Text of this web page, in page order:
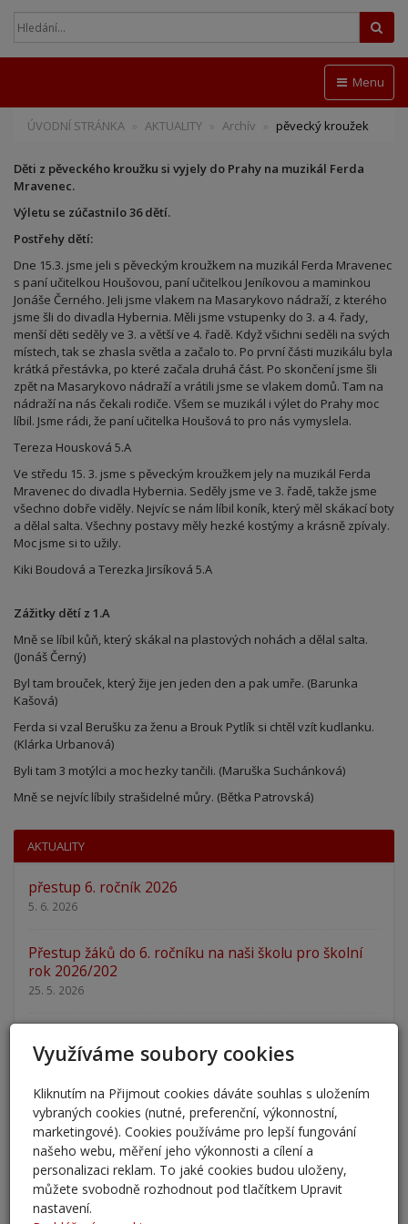
Menu
ÚVODNÍ STRÁNKA AKTUALITY Archív pěvecký kroužek
Děti z pěveckého kroužku si vyjely do Prahy na muzikál Ferda
Mravenec.
Výletu se zúčastnilo 36 dětí.
Postřehy dětí:
Dne 15.3. jsme jeli s pěveckým kroužkem na muzikál Ferda Mravenec
s paní učitelkou Houšovou, paní učitelkou Jeníkovou a maminkou
Jonáše Černého. Jeli jsme vlakem na Masarykovo nádraží, z kterého
jsme šli do divadla Hybernia. Měli jsme vstupenky do 3. a 4. řady,
menší děti seděly ve 3. a větší ve 4. řadě. Když všichni seděli na svých
místech, tak se zhasla světla a začalo to. Po první části muzikálu byla
krátká přestávka, po které začala druhá část. Po skončení jsme šli
zpět na Masarykovo nádraží a vrátili jsme se vlakem domů. Tam na
nádraží na nás čekali rodiče. Všem se muzikál i výlet do Prahy moc
líbil. Jsme rádi, že paní učitelka Houšová to pro nás vymyslela.
Tereza Housková 5.A
Ve středu 15. 3. jsme s pěveckým kroužkem jely na muzikál Ferda
Mravenec do divadla Hybernia. Seděly jsme ve 3. řadě, takže jsme
všechno dobře viděly. Nejvíc se nám líbil koník, který měl skákací boty
a dělal salta. Všechny postavy měly hezké kostýmy a krásně zpívaly.
Moc jsme si to užily.
Kiki Boudová a Terezka Jirsíková 5.A
Zážitky dětí z 1.A
Mně se líbil kůň, který skákal na plastových nohách a dělal salta.
(Jonáš Černý)
Byl tam brouček, který žije jen jeden den a pak umře. (Barunka
Kašová)
Ferda si vzal Berušku za ženu a Brouk Pytlík si chtěl vzít kudlanku.
(Klárka Urbanová)
Byli tam 3 motýlci a moc hezky tančili. (Maruška Suchánková)
Mně se nejvíc líbily strašidelné můry. (Bětka Patrovská)
AKTUALITY
přestup 6. ročník 2026
5. 6. 2026
Přestup žáků do 6. ročníku na naši školu pro školní
rok 2026/202
25. 5. 2026
27. 2. 2026
Zápis 2026 - výsledky
23. 2. 2026
Zápis 2026
14. 1. 2026
Využíváme soubory cookies
Kliknutím na Přijmout cookies dáváte souhlas s uložením
vybraných cookies (nutné, preferenční, výkonnostní,
marketingové). Cookies používáme pro lepší fungování
našeho webu, měření jeho výkonnosti a cílení a
personalizaci reklam. To jaké cookies budou uloženy,
můžete svobodně rozhodnout pod tlačítkem Upravit
nastavení.